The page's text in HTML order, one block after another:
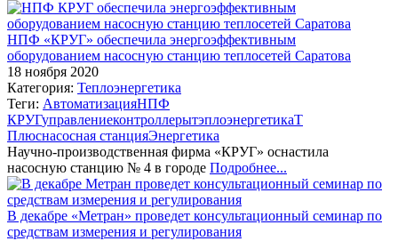
НПФ «КРУГ» обеспечила энергоэффективным
оборудованием насосную станцию теплосетей Саратова
18 ноября 2020
Категория: Теплоэнергетика
Теги: АвтоматизацияНПФ
КРУГуправлениеконтроллерытэплоэнергетикаТ
Плюснасосная станцияЭнергетика
Научно-производственная фирма «КРУГ» оснастила
насосную станцию № 4 в городе Подробнее...
В декабре «Метран» проведет консультационный семинар по
средствам измерения и регулирования